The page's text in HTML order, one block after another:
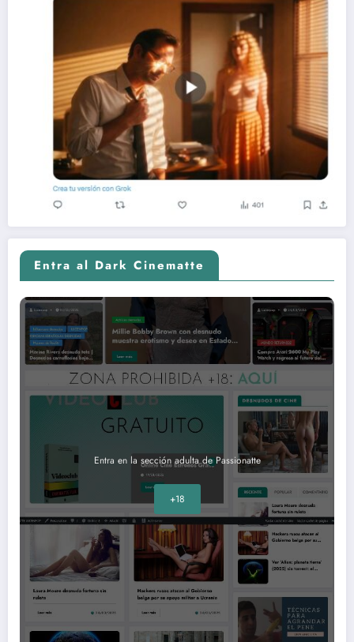
Entra al Dark Cinematte
Entra en la sección adulta de Passionatte
+18